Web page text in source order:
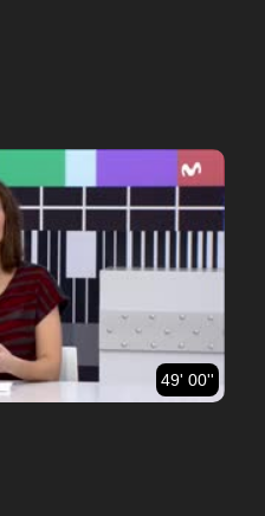
49' 00''